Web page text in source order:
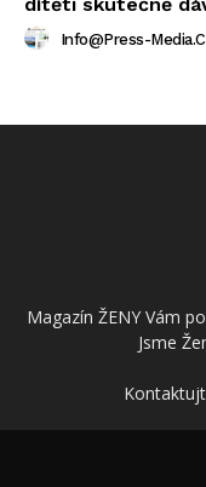
Info@press-
Magazín ŽENY Vám
Jsme